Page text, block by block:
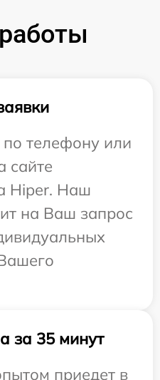
телефону или
сайте
Hiper. Наш
на Ваш запрос
за 35 минут
приедет в